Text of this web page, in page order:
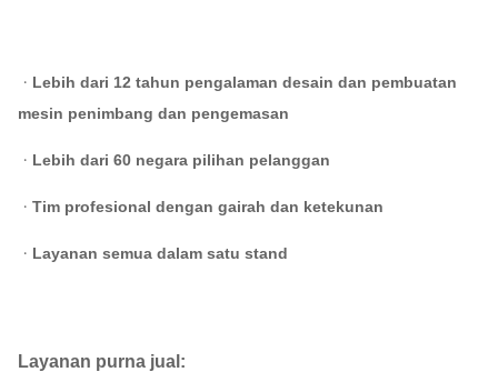
ᆞ Lebih dari 12 tahun pengalaman desain dan pembuatan
mesin penimbang dan pengemasan
ᆞLebih dari 60 negara pilihan pelanggan
ᆞTim profesional dengan gairah dan ketekunan
ᆞLayanan semua dalam satu stand
Layanan purna jual: